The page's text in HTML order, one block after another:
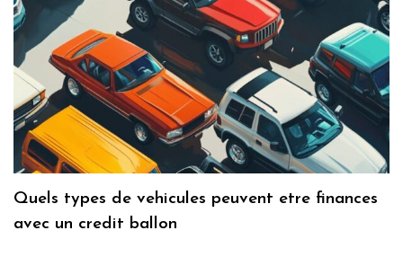
Quels types de vehicules peuvent etre finances
avec un credit ballon